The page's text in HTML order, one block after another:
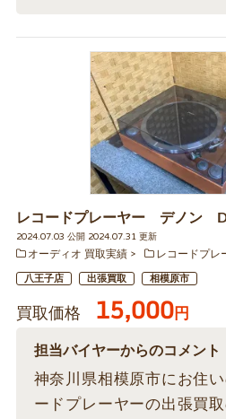
レコードプレーヤー デノン
2024.07.03 公開 2024.07.31 更新
オーディオ 買取実績
レコードプレ
八王子店 出張買取 相模原市
買取価格 15,000円
担当バイヤーからのコメント
神奈川県相模原市にお住
ードプレーヤーの出張買